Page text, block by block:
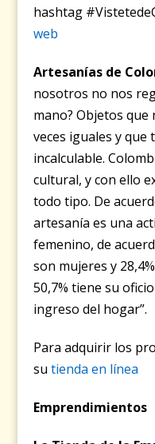
hashtag
web
Artesanías de
nosotros no nos
mano? Objetos
veces iguales y
incalculable.
cultural, y con ello
todo tipo. De
artesanía es una
femenino, de
son mujeres y
50,7% tiene su
ingreso del hogar”.
Para adquirir los
sutienda en línea
Emprendimientos